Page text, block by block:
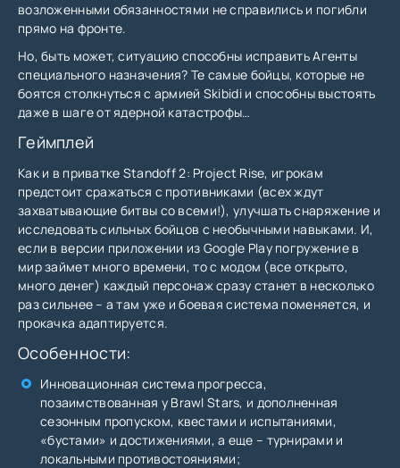
возложенными обязанностями не справились и погибли
прямо на фронте.
Но, быть может, ситуацию способны исправить Агенты
специального назначения? Те самые бойцы, которые не
боятся столкнуться с армией Skibidi и способны выстоять
даже в шаге от ядерной катастрофы…
Геймплей
Как и в приватке Standoff 2: Project Rise, игрокам
предстоит сражаться с противниками (всех ждут
захватывающие битвы со всеми!), улучшать снаряжение и
исследовать сильных бойцов с необычными навыками. И,
если в версии приложении из Google Play погружение в
мир займет много времени, то с модом (все открыто,
много денег) каждый персонаж сразу станет в несколько
раз сильнее – а там уже и боевая система поменяется, и
прокачка адаптируется.
Особенности:
Инновационная система прогресса,
позаимствованная у Brawl Stars, и дополненная
сезонным пропуском, квестами и испытаниями,
«бустами» и достижениями, а еще – турнирами и
локальными противостояниями;